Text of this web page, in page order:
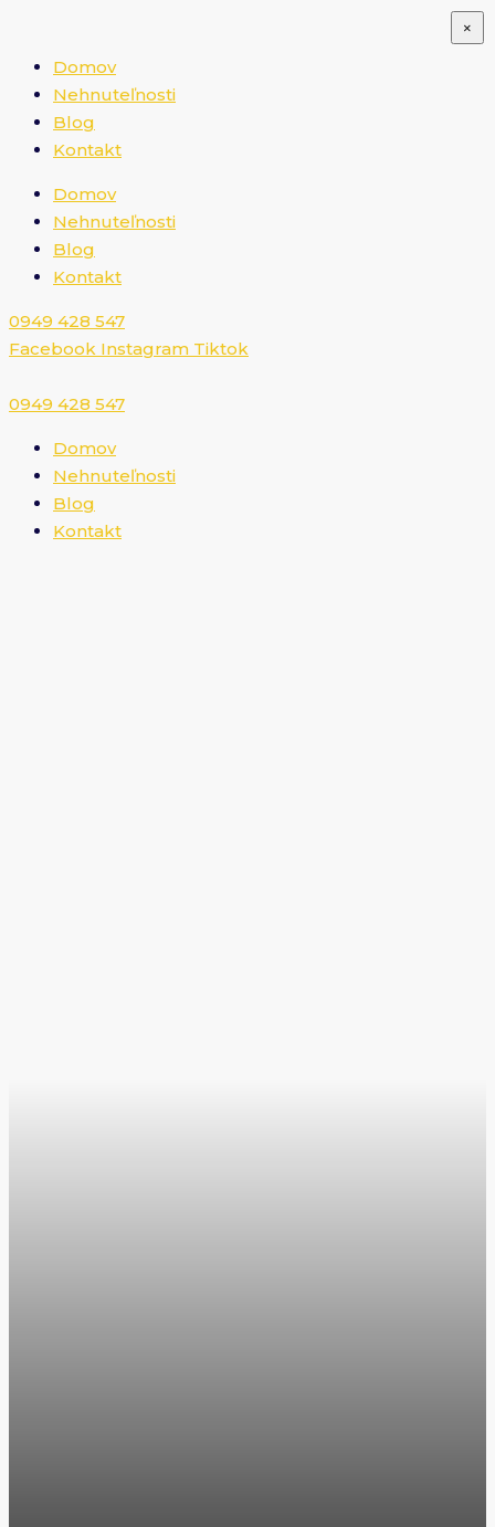
Domov
Nehnuteľnosti
Blog
Kontakt
Domov
Nehnuteľnosti
Blog
Kontakt
0949 428 547​
Facebook Instagram Tiktok
0949 428 547​
Domov
Nehnuteľnosti
Blog
Kontakt
×